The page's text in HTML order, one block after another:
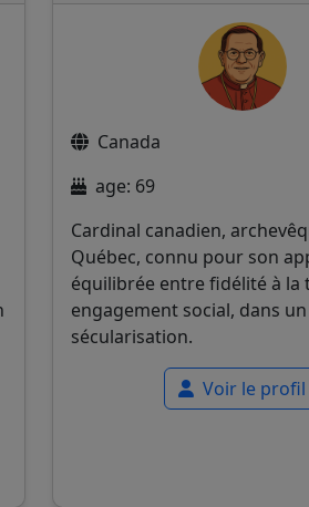
Canada
age: 69
Cardinal canadien,
Québec, connu pour son
équilibrée entre fidélité à la
engagement social, dans
sécularisation.
Voir le profil